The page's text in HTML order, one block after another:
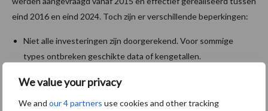
We value your privacy
We and our 4 partners use cookies and other tracking
eind 2016 en eind 2024. Toch zijn er verschillende beperkingen:
Niet alle investeringen zijn doorgerekend. Voor sommige
types ontbreken geschikte data of kengetallen.
De cijfers betreffen ‘vermeden emissies’ ten opzichte van een